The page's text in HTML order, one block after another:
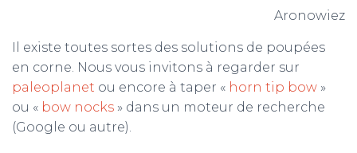
Aronowiez
Il existe toutes sortes des solutions de poupées
en corne. Nous vous invitons à regarder sur
paleoplanet ou encore à taper « horn tip bow »
ou « bow nocks » dans un moteur de recherche
(Google ou autre).